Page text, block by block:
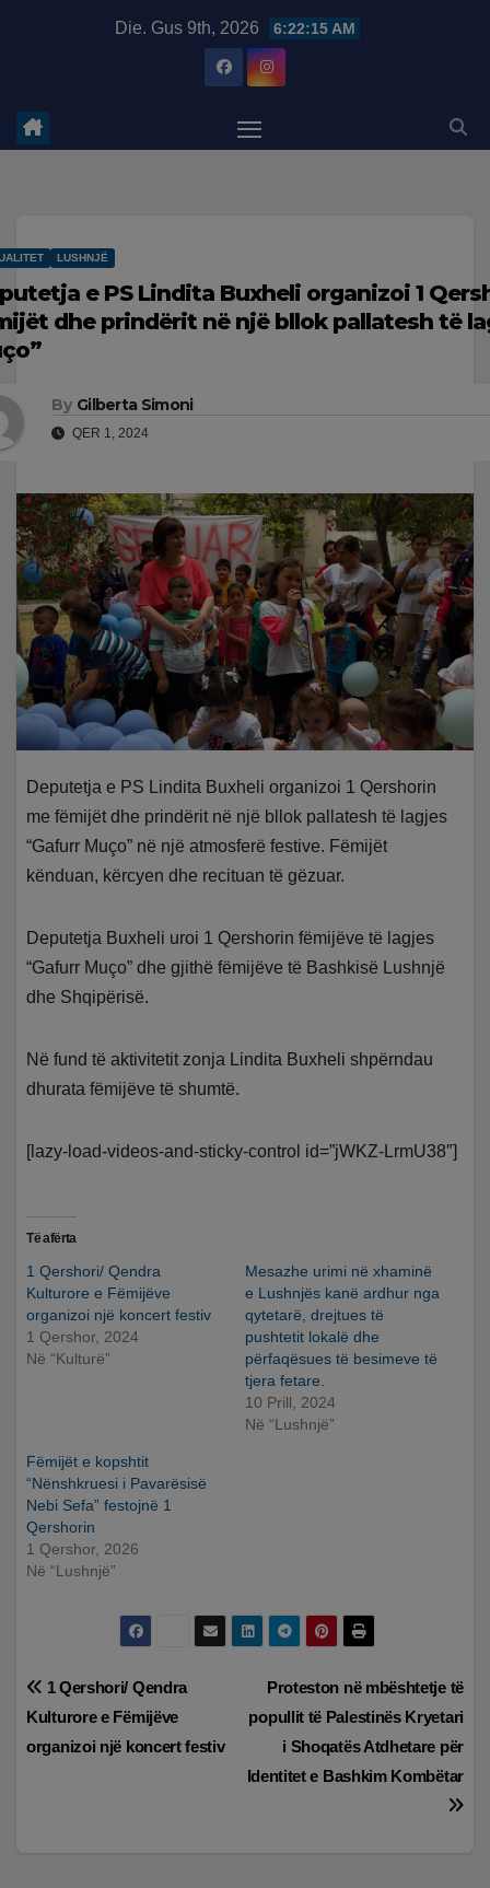
Die. Gus 9th, 2026 6:22:16 AM
LUSHNJË
e PS Lindita Buxheli organizoi 1
dhe prindërit në një bllok pallatesh të
By Gilberta Simoni
QER 1, 2024
Deputetja e PS Lindita Buxheli organizoi 1 Qershorin
me fëmijët dhe prindërit në një bllok pallatesh të lagjes
“Gafurr Muço” në një atmosferë festive. Fëmijët
kënduan, kërcyen dhe recituan të gëzuar.
Deputetja Buxheli uroi 1 Qershorin fëmijëve të lagjes
“Gafurr Muço” dhe gjithë fëmijëve të Bashkisë Lushnjë
dhe Shqipërisë.
Në fund të aktivitetit zonja Lindita Buxheli shpërndau
dhurata fëmijëve të shumtë.
[lazy-load-videos-and-sticky-control id=”jWKZ-LrmU38″]
Të afërta
1 Qershori/ Qendra
Kulturore e Fëmijëve
organizoi një koncert festiv
1 Qershor, 2024
Në “Kulturë”
Mesazhe urimi në xhaminë
e Lushnjës kanë ardhur nga
qytetarë, drejtues të
pushtetit lokalë dhe
përfaqësues të besimeve të
tjera fetare.
10 Prill, 2024
Në “Lushnjë”
Fëmijët e kopshtit
“Nënshkruesi i Pavarësisë
Nebi Sefa” festojnë 1
Qershorin
1 Qershor, 2026
Në “Lushnjë”
Lëvizje
te
Proteston në mbështetje të
popullit të Palestinës Kryetari
i Shoqatës Atdhetare për
Identitet e Bashkim Kombëtar
1 Qershori/ Qendra
Kulturore e Fëmijëve
organizoi një koncert festiv